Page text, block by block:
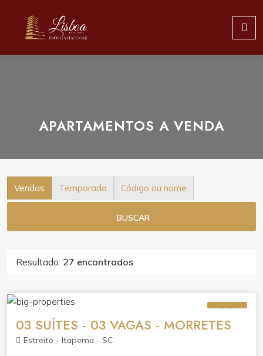
APARTAMENTOS A VENDA
Vendas Temporada Código ou nome
BUSCAR
Resultado: 27 encontrados
VENDA
03 SUÍTES - 03 VAGAS - MORRETES
Estreito - Itapema - SC